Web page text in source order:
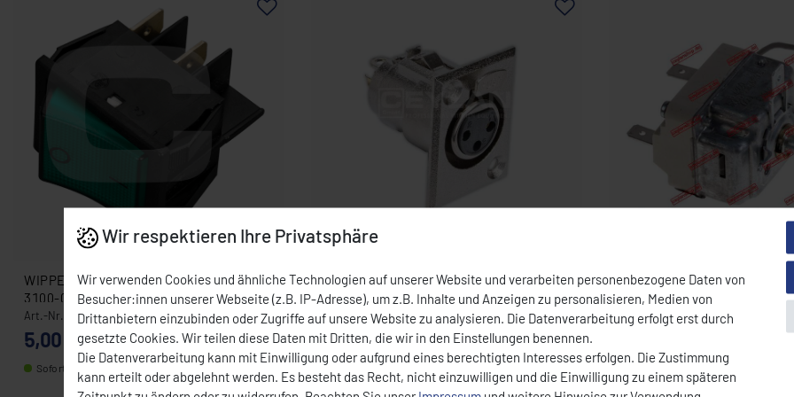
WIPPENSCHALTER GRÜN CEYLAN
3100-0011
Art.-Nr.: 3100-0011
5,00 € *
Sofort versandfertig, Lieferzeit 7 -9 Tage
AUSLAUF EINBAUBUCHSE 3 POLIG FÜR
NETZGERÄT (NG 3-4) NEUE NR 2048-
0001 0001-0338
Art.-Nr.: 0001-0338
6,00 € *
Sofort versandfertig, Lieferzeit 7 -9 Tage
THERMOSTAT 1-POLIG FÜR PIZZAOFEN
CEYLAN KLG 0083-
Art.-Nr.: 0083-5519082805
Sofort versandfertig, Lieferzeit 7 -9
Wir respektieren Ihre Privatsphäre
Wir verwenden Cookies und ähnliche Technologien auf unserer Website und verarbeiten personenbezogene Daten von
Besucher:innen unserer Webseite (z.B. IP-Adresse), um z.B. Inhalte und Anzeigen zu personalisieren, Medien von
Drittanbietern einzubinden oder Zugriffe auf unsere Website zu analysieren. Die Datenverarbeitung erfolgt erst durch
gesetzte Cookies. Wir teilen diese Daten mit Dritten, die wir in den Einstellungen benennen.
Die Datenverarbeitung kann mit Einwilligung oder aufgrund eines berechtigten Interesses erfolgen. Die Zustimmung
kann erteilt oder abgelehnt werden. Es besteht das Recht, nicht einzuwilligen und die Einwilligung zu einem späteren